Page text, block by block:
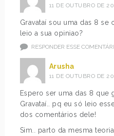
11 DE OUTUBRO DE
Gravataí sou uma das 8 se
leio a sua opiniao?
RESPONDER ESSE
Arusha
11 DE OUTUBRO DE
Espero ser uma das 8 que
Gravataí.. pq eu só leio
dos comentários dele!
Sim.. parto da mesma